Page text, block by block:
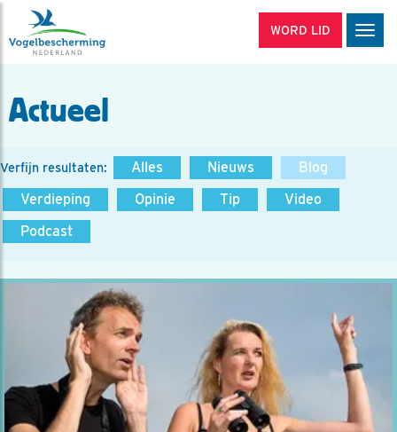
WORD LID
Actueel
Verfijn resultaten: Alles Nieuws
Blog
Verdieping
Opinie Tip
Video
Podcast